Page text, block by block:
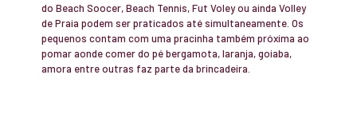
do Beach Soocer, Beach Tennis, Fut Voley ou ainda Volley
de Praia podem ser praticados até simultaneamente. Os
pequenos contam com uma pracinha também próxima ao
pomar aonde comer do pé bergamota, laranja, goiaba,
amora entre outras faz parte da brincadeira.